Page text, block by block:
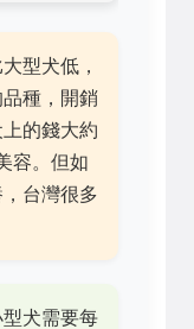
型犬低，
種，開銷
的錢大約
容。但如
台灣很多
犬需要每